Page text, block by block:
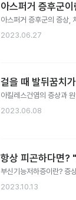
아스퍼거 증후군
아스퍼거 증후군의 증상,
2023.06.27
걸을 때 발뒤꿈치
아킬레스건염의 증상과
2023.06.08
항상 피곤하다면?
부신기능저하증이란? 증
2023.10.13